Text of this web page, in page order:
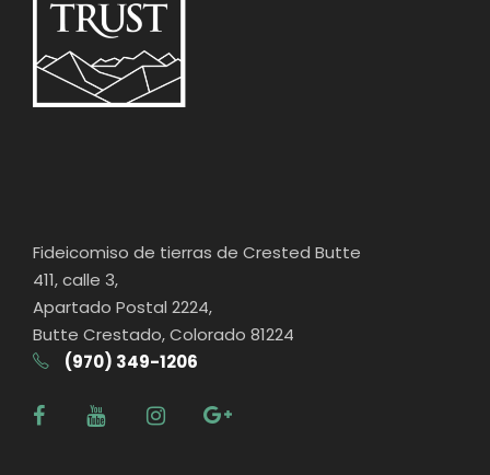
Fideicomiso de tierras de Crested Butte
411, calle 3,
Apartado Postal 2224,
Butte Crestado, Colorado 81224
(970) 349-1206